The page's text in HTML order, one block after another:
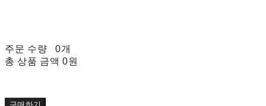
주문 수량
0개
총 상품 금액 0원